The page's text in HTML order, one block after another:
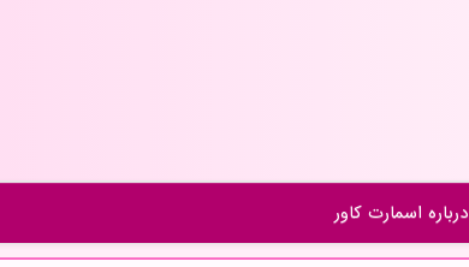
درباره اسمارت كاور